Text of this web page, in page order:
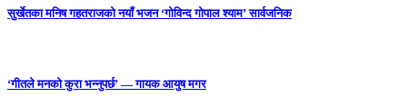
सुर्खेतका मनिष गहतराजको नयाँ भजन ‘गोविन्द गोपाल श्याम’ सार्वजनिक
‘गीतले मनको कुरा भन्नुपर्छ’ — गायक आयुष मगर